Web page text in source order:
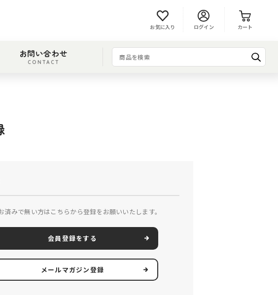
ログイン
お気に入り カート
お問い合わせ
CONTACT
済みで無い方はこちらから登録をお願いいたします。
会員登録をする
メールマガジン登録